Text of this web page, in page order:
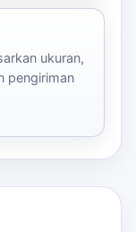
ukuran,
pengiriman